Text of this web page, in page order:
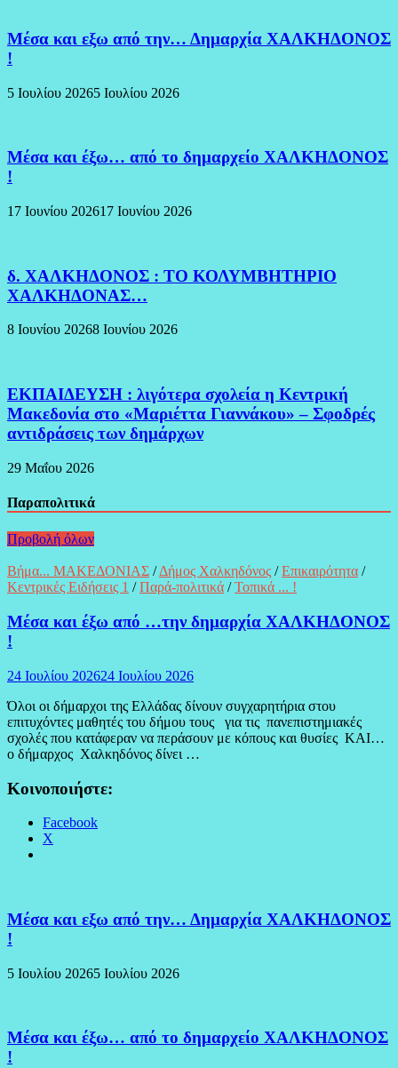
Μέσα και εξω από την… Δημαρχία ΧΑΛΚΗΔΟΝΟΣ
!
5 Ιουλίου 20265 Ιουλίου 2026
Μέσα και έξω… από το δημαρχείο ΧΑΛΚΗΔΟΝΟΣ
!
17 Ιουνίου 202617 Ιουνίου 2026
δ. ΧΑΛΚΗΔΟΝΟΣ : ΤΟ ΚΟΛΥΜΒΗΤΗΡΙΟ
ΧΑΛΚΗΔΟΝΑΣ…
8 Ιουνίου 20268 Ιουνίου 2026
ΕΚΠΑΙΔΕΥΣΗ : λιγότερα σχολεία η Κεντρική
Μακεδονία στο «Μαριέττα Γιαννάκου» – Σφοδρές
αντιδράσεις των δημάρχων
29 Μαΐου 2026
Παραπολιτικά
Προβολή όλων
Βήμα... ΜΑΚΕΔΟΝΙΑΣ /Δήμος Χαλκηδόνος /Επικαιρότητα /
Κεντρικές Ειδήσεις 1 /Παρά-πολιτικά /Τοπικά ... !
Μέσα και έξω από …την δημαρχία ΧΑΛΚΗΔΟΝΟΣ
!
24 Ιουλίου 202624 Ιουλίου 2026
Όλοι οι δήμαρχοι της Ελλάδας δίνουν συγχαρητήρια στου
επιτυχόντες μαθητές του δήμου τους για τις πανεπιστημιακές
σχολές που κατάφεραν να περάσουν με κόπους και θυσίες ΚΑΙ…
ο δήμαρχος Χαλκηδόνος δίνει …
Κοινοποιήστε:
Facebook
X
Μέσα και εξω από την… Δημαρχία ΧΑΛΚΗΔΟΝΟΣ
!
5 Ιουλίου 20265 Ιουλίου 2026
Μέσα και έξω… από το δημαρχείο ΧΑΛΚΗΔΟΝΟΣ
!